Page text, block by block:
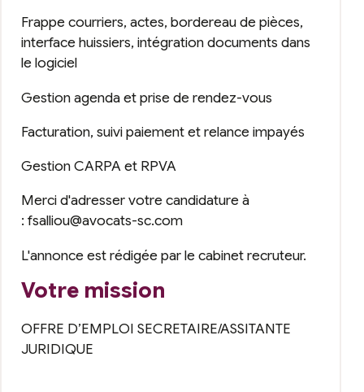
Frappe courriers, actes, bordereau de pièces,
interface huissiers, intégration documents dans
le logiciel
Gestion agenda et prise de rendez-vous
Facturation, suivi paiement et relance impayés
Gestion CARPA et RPVA
Merci d'adresser votre candidature à
: fsalliou@avocats-sc.com
L'annonce est rédigée par le cabinet recruteur.
Votre mission
OFFRE D’EMPLOI SECRETAIRE/ASSITANTE
JURIDIQUE